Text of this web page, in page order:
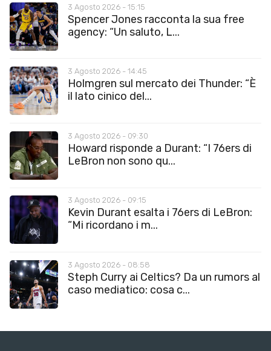
3 Agosto 2026 - 15:15
Spencer Jones racconta la sua free
agency: “Un saluto, L...
3 Agosto 2026 - 14:45
Holmgren sul mercato dei Thunder: “È
il lato cinico del...
3 Agosto 2026 - 09:30
Howard risponde a Durant: “I 76ers di
LeBron non sono qu...
3 Agosto 2026 - 09:15
Kevin Durant esalta i 76ers di LeBron:
“Mi ricordano i m...
3 Agosto 2026 - 08:58
Steph Curry ai Celtics? Da un rumors al
caso mediatico: cosa c...